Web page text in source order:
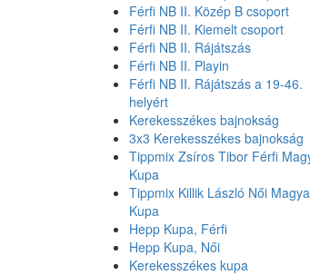
Férfi NB II. Közép B csoport
Férfi NB II. Kiemelt csoport
Férfi NB II. Rájátszás
Férfi NB II. Playin
Férfi NB II. Rájátszás a 19-46.
helyért
Kerekesszékes bajnokság
3x3 Kerekesszékes bajnokság
Tippmix Zsíros Tibor Férfi
Kupa
Tippmix Killik László Női
Kupa
Hepp Kupa, Férfi
Hepp Kupa, Női
Kerekesszékes kupa